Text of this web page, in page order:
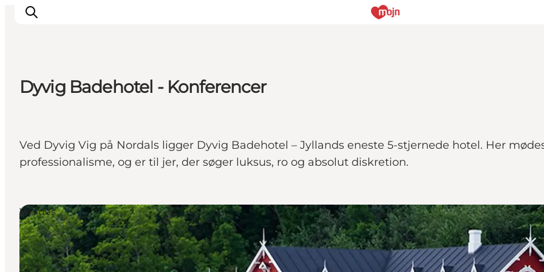
Det sker
Overnatning
Planlæg din ferie
Dyvig Badehotel - Konferencer
Ved Dyvig Vig på Nordals ligger Dyvig Badehotel – Jyllands eneste 5-stjernede hotel. Her
professionalisme, og er til jer, der søger luksus, ro og absolut diskretion.
Venues